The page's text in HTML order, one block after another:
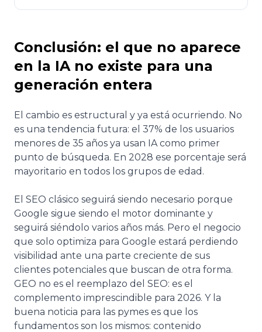
Conclusión: el que no aparece
en la IA no existe para una
generación entera
El cambio es estructural y ya está ocurriendo. No
es una tendencia futura: el 37% de los usuarios
menores de 35 años ya usan IA como primer
punto de búsqueda. En 2028 ese porcentaje será
mayoritario en todos los grupos de edad.
El SEO clásico seguirá siendo necesario porque
Google sigue siendo el motor dominante y
seguirá siéndolo varios años más. Pero el negocio
que solo optimiza para Google estará perdiendo
visibilidad ante una parte creciente de sus
clientes potenciales que buscan de otra forma.
GEO no es el reemplazo del SEO: es el
complemento imprescindible para 2026. Y la
buena noticia para las pymes es que los
fundamentos son los mismos: contenido